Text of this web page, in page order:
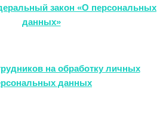
закон «О персональных
данных»
на обработку личных
данных